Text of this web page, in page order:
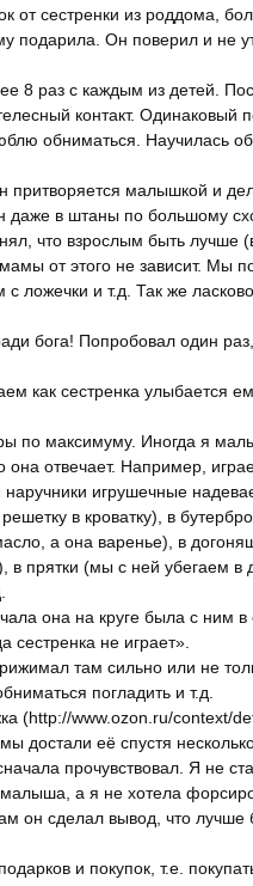
от сестренки из роддома,
подарила. Он поверил и не
8 раз с каждым из детей.
контакт. Одинаковый
обниматься. Научилась
малышкой и
даже в штаны по большому
что взрослым быть лучше
от этого не зависит. Мы
ложечки и т.д. Так же
бога! Попробовал один
как сестренка улыбается
по максимуму. Иногда я
она отвечает. Например,
игрушечные
в кроватку), в
а она варенье), в
в прятки (мы с ней убегаем в
она на круге была с ним в
сестренка не играет».
там сильно или не
погладить и т.д.
(http://www.ozon.ru/context/
достали её спустя
прочувствовал. Я не
а я не хотела
он сделал вывод, что
и покупок, т.е.